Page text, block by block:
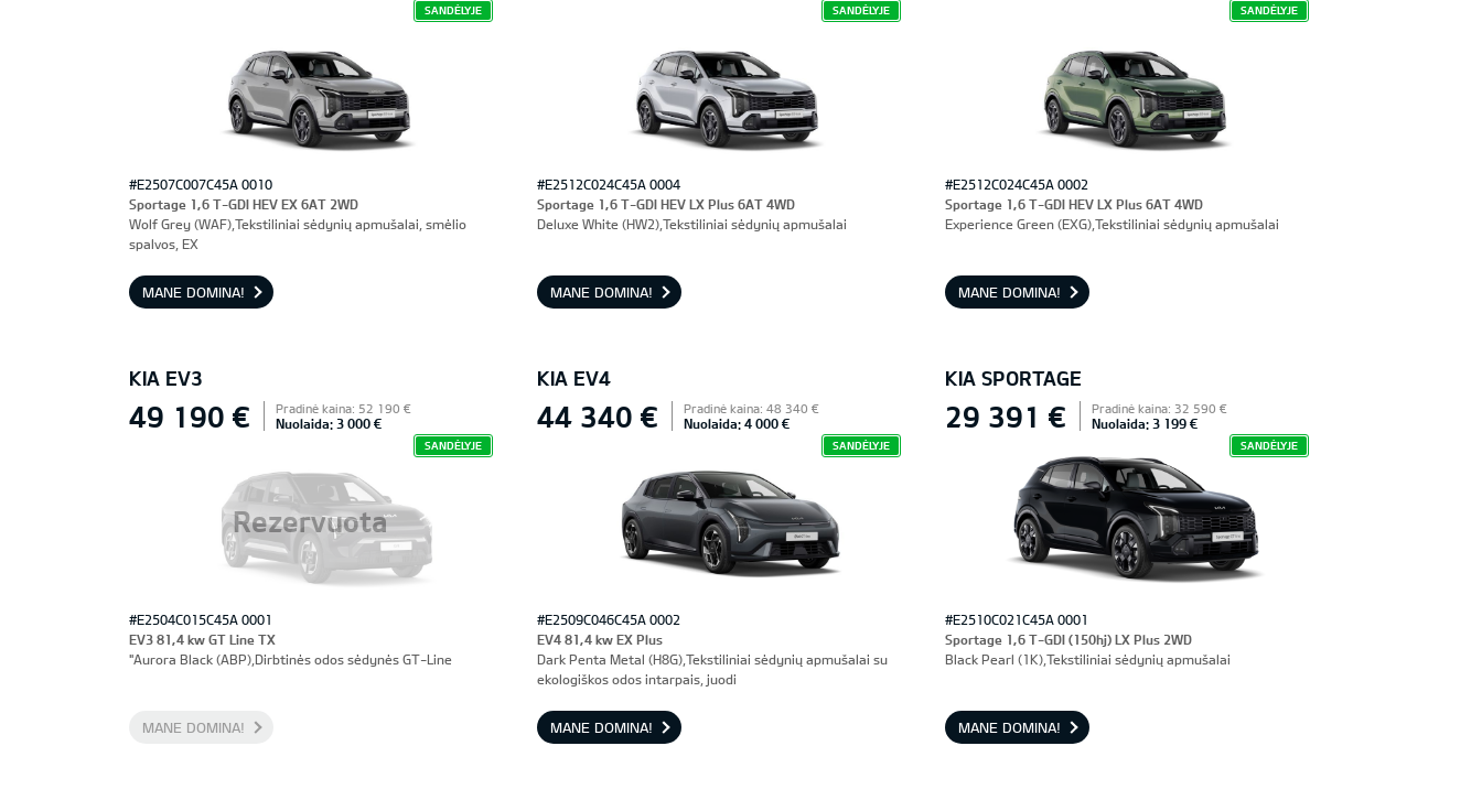
SANDĖLYJE
#E2507C007C45A 0010
Sportage 1,6 T-GDI HEV EX 6AT 2WD
Wolf Grey (WAF),Tekstiliniai sėdynių apmušalai, smėlio
spalvos, EX
MANE DOMINA!
SANDĖLYJE
#E2512C024C45A 0004
Sportage 1,6 T-GDI HEV LX Plus 6AT 4WD
Deluxe White (HW2),Tekstiliniai sėdynių apmušalai
MANE DOMINA!
SANDĖLYJE
#E2512C024C45A 0002
Sportage 1,6 T-GDI HEV LX Plus 6AT 4WD
Experience Green (EXG),Tekstiliniai sėdynių apmušalai
MANE DOMINA!
KIA EV3
Rezervuota
49 190 € Pradinė kaina: 52 190 €
Nuolaida: 3 000 €
SANDĖLYJE
#E2504C015C45A 0001
EV3 81,4 kw GT Line TX
"Aurora Black (ABP),Dirbtinės odos sėdynės GT-Line
MANE DOMINA!
KIA EV4
44 340 € Pradinė kaina: 48 340 €
Nuolaida: 4 000 €
SANDĖLYJE
#E2509C046C45A 0002
EV4 81,4 kw EX Plus
Dark Penta Metal (H8G),Tekstiliniai sėdynių apmušalai su
ekologiškos odos intarpais, juodi
MANE DOMINA!
KIA SPORTAGE
29 391 € Pradinė kaina: 32 590 €
Nuolaida: 3 199 €
SANDĖLYJE
#E2510C021C45A 0001
Sportage 1,6 T-GDI (150hj) LX Plus 2WD
Black Pearl (1K),Tekstiliniai sėdynių apmušalai
MANE DOMINA!